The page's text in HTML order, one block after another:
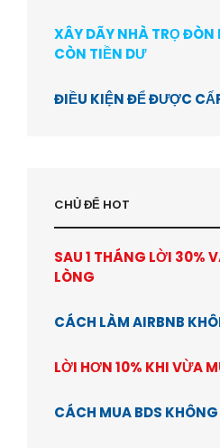
XÂY DÃY NHÀ TRỌ ĐÒN
CÒN TIỀN DƯ
ĐIỀU KIỆN ĐỂ ĐƯỢC
CHỦ ĐỂ HOT
SAU 1 THÁNG LỜI 30%
LÒNG
CÁCH LÀM AIRBNB
LỜI HƠN 10% KHI VỪA
CÁCH MUA BDS